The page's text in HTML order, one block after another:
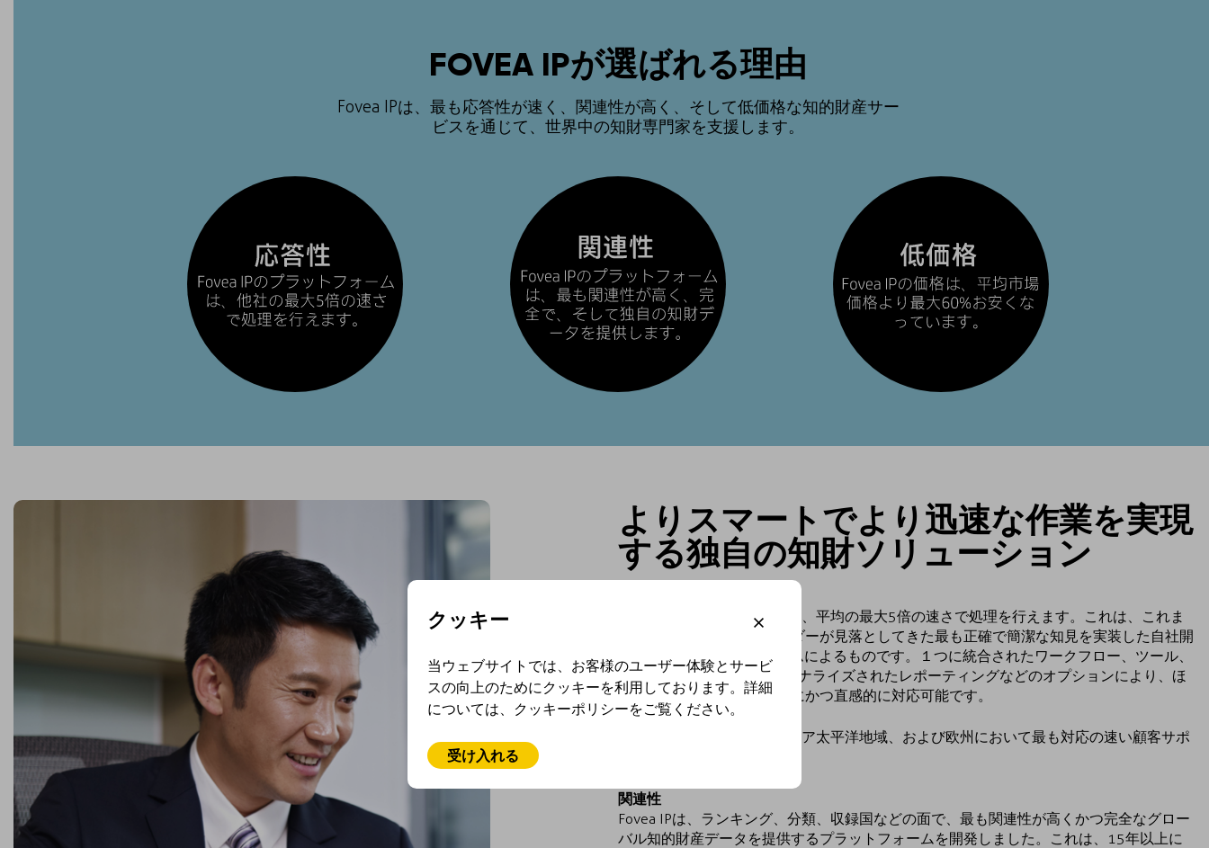
FOVEA IPが選ばれる理由
Fovea IPは、最も応答性が速く、関連性が高く、そして低価格な知的財産サー
ビスを通じて、世界中の知財専門家を支援します。
よりスマートでより迅速な作業を実現
する独自の知財ソリューション
Fovea IPプラットフォームは、平均の最大5倍の速さで処理を行えます。これは、これま
での知財サービスプロバイダーが見落としてきた最も正確で簡潔な知見を実装した自社開
発AIと内部検索アルゴリズムによるものです。１つに統合されたワークフロー、ツール、
テンプレート、API、パーソナライズされたレポーティングなどのオプションにより、ほ
とんどの知財ニーズに瞬時にかつ直感的に対応可能です。
またFovea IPは、北米、アジア太平洋地域、および欧州において最も対応の速い顧客サポ
関連性
Fovea IPは、ランキング、分類、収録国などの面で、最も関連性が高くかつ完全なグロー
バル知的財産データを提供するプラットフォームを開発しました。これは、15年以上に
クッキー
当ウェブサイトでは、お客様のユーザー体験とサービ
スの向上のためにクッキーを利用しております。詳細
については、クッキーポリシーをご覧ください。
受け入れる